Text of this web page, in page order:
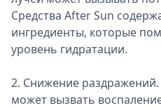
Средства After Sun
ингредиенты, которые
уровень гидратации.
2. Снижение
может вызвать